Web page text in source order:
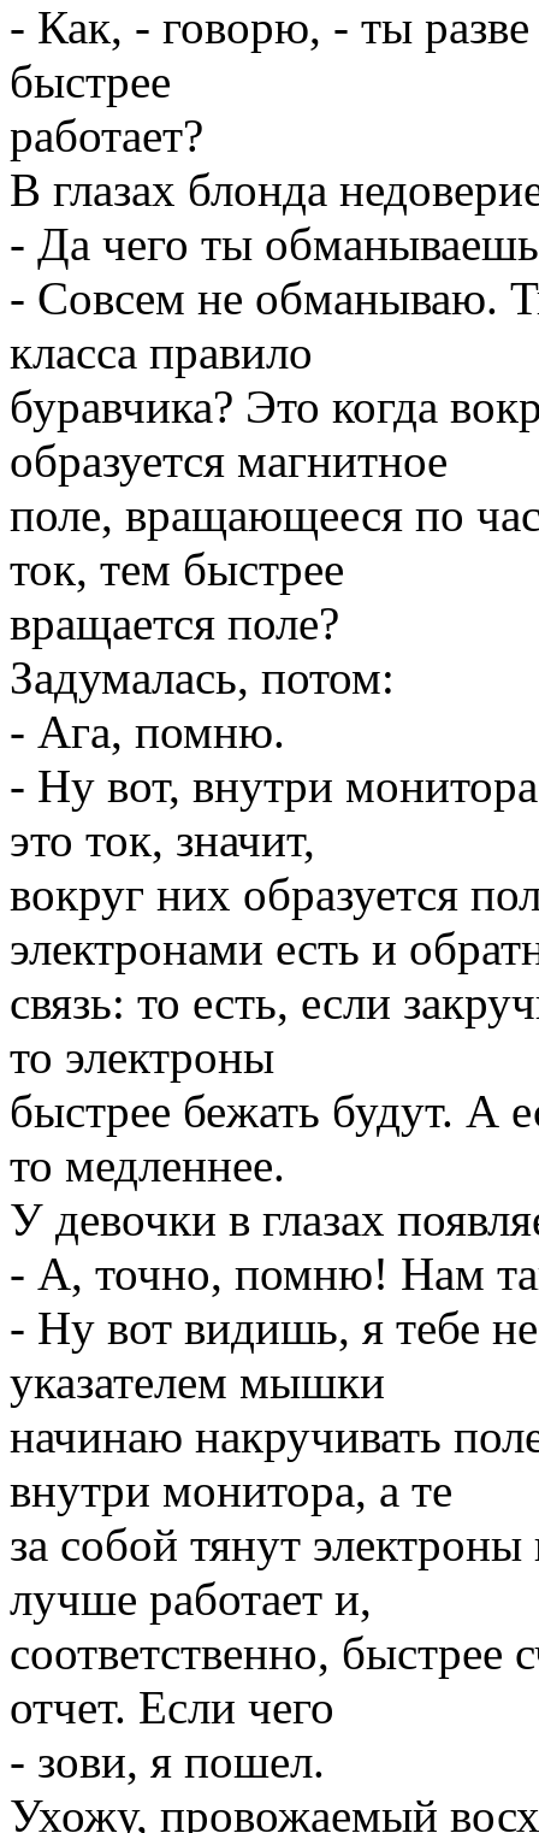
- Как, - говорю, - ты
быстрее
работает?
В глазах блонда
- Да чего ты
- Совсем не обманываю.
класса правило
буравчика? Это когда
образуется магнитное
поле, вращающееся по
ток, тем быстрее
вращается поле?
Задумалась, потом:
- Ага, помню.
- Ну вот, внутри
это ток, значит,
вокруг них образуется
электронами есть и
связь: то есть, если
то электроны
быстрее бежать будут. А
то медленнее.
У девочки в глазах
- А, точно, помню! Нам
- Ну вот видишь, я тебе
указателем мышки
начинаю накручивать
внутри монитора, а те
за собой тянут
лучше работает и,
соответственно, быстрее
отчет. Если чего
- зови, я пошел.
Ухожу, провожаемый